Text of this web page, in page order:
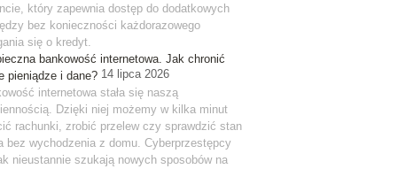
który zapewnia dostęp do dodatkowych
bez konieczności każdorazowego
się o kredyt.
bankowość internetowa. Jak chronić
pieniądze i dane? 14 lipca 2026
internetowa stała się naszą
Dzięki niej możemy w kilka minut
rachunki, zrobić przelew czy sprawdzić stan
bez wychodzenia z domu. Cyberprzestępcy
nieustannie szukają nowych sposobów na